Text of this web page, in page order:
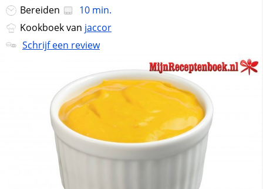
Bereiden
10 min.
Kookboek van jaccor
Schrijf een review